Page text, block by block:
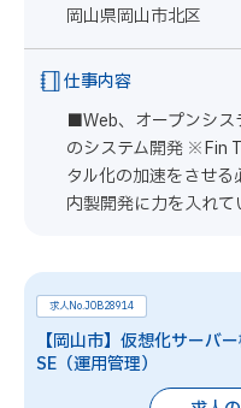
岡山県岡山市北区
仕事内容
■Web、オープンシス
のシステム開発 ※Fin
タル化の加速をさせる
内製開発に力を入れて
求人No.JOB28914
【岡山市】仮想化サー
SE（運用管理）